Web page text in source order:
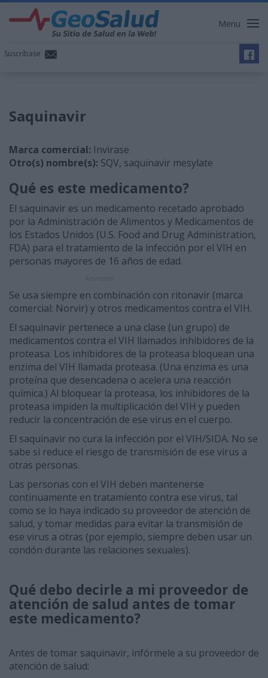
Menu
Suscríbase
Saquinavir
Marca comercial: Invirase
Otro(s) nombre(s): SQV, saquinavir mesylate
Qué es este medicamento?
El saquinavir es un medicamento recetado aprobado
por la Administración de Alimentos y Medicamentos de
los Estados Unidos (U.S. Food and Drug Administration,
FDA) para el tratamiento de la infección por el VIH en
personas mayores de 16 años de edad.
Se usa siempre en combinación con ritonavir (marca
comercial: Norvir) y otros medicamentos contra el VIH.
El saquinavir pertenece a una clase (un grupo) de
medicamentos contra el VIH llamados inhibidores de la
proteasa. Los inhibidores de la proteasa bloquean una
enzima del VIH llamada proteasa. (Una enzima es una
proteína que desencadena o acelera una reacción
química.) Al bloquear la proteasa, los inhibidores de la
proteasa impiden la multiplicación del VIH y pueden
reducir la concentración de ese virus en el cuerpo.
El saquinavir no cura la infección por el VIH/SIDA. No se
sabe si reduce el riesgo de transmisión de ese virus a
otras personas.
Las personas con el VIH deben mantenerse
continuamente en tratamiento contra ese virus, tal
como se lo haya indicado su proveedor de atención de
salud, y tomar medidas para evitar la transmisión de
ese virus a otras (por ejemplo, siempre deben usar un
condón durante las relaciones sexuales).
Qué debo decirle a mi proveedor de
atención de salud antes de tomar
este medicamento?
Antes de tomar saquinavir, infórmele a su proveedor de
atención de salud: